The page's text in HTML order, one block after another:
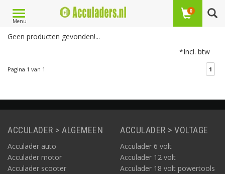
Toggle
navigation
Menu
0
Laagste prijs
Geen producten gevonden!...
*Incl. btw
Pagina 1 van 1 1
ACCULADER > ALGEMEEN
Acculader auto
Acculader motor
Acculader scooter
ACCULADER > VOLTAGE
Acculader 6 volt
Acculader 12 volt
Acculader 18 volt powertools